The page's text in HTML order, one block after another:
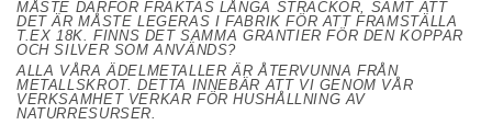
MÅSTE DÄRFÖR FRAKTAS LÅNGA STRÄCKOR, SAMT ATT
DET ÄR MÅSTE LEGERAS I FABRIK FÖR ATT FRAMSTÄLLA
T.EX 18K. FINNS DET SAMMA GRANTIER FÖR DEN KOPPAR
OCH SILVER SOM ANVÄNDS?
ALLA VÅRA ÄDELMETALLER ÄR ÅTERVUNNA FRÅN
METALLSKROT. DETTA INNEBÄR ATT VI GENOM VÅR
VERKSAMHET VERKAR FÖR HUSHÅLLNING AV
NATURRESURSER.